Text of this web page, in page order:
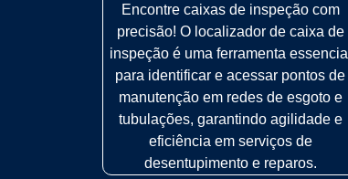
Encontre caixas de inspeção com
precisão! O localizador de caixa de
inspeção é uma ferramenta essencial
para identificar e acessar pontos de
manutenção em redes de esgoto e
tubulações, garantindo agilidade e
eficiência em serviços de
desentupimento e reparos.